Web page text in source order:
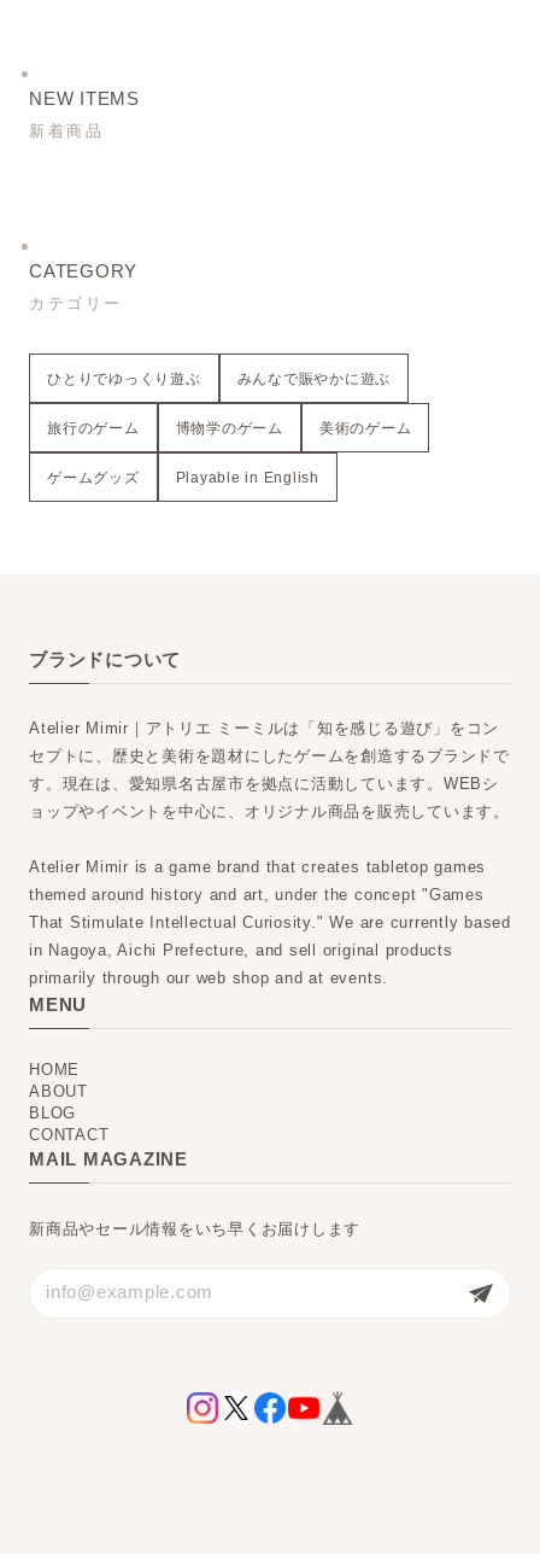
旅するゲームブック：ウィーン
2022/12/22
旅するゲームブック：ブレーメン
2022/12/22
NEW ITEMS
新着商品
CATEGORY
カテゴリー
ひとりでゆっくり遊ぶ みんなで賑やかに遊ぶ
旅行のゲーム 博物学のゲーム 美術のゲーム
ゲームグッズ Playable in English
ブランドについて
Atelier Mimir｜アトリエ ミーミルは「知を感じる遊び」をコン
セプトに、歴史と美術を題材にしたゲームを創造するブランドで
す。現在は、愛知県名古屋市を拠点に活動しています。WEBシ
ョップやイベントを中心に、オリジナル商品を販売しています。
Atelier Mimir is a game brand that creates tabletop games
themed around history and art, under the concept "Games
That Stimulate Intellectual Curiosity." We are currently based
in Nagoya, Aichi Prefecture, and sell original products
primarily through our web shop and at events.
MENU
HOME
ABOUT
BLOG
CONTACT
MAIL MAGAZINE
新商品やセール情報をいち早くお届けします